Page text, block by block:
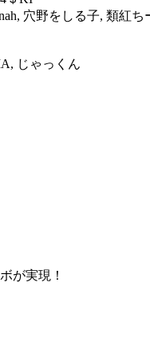
穴野をしる子, 類紅
じゃっくん
が実現！